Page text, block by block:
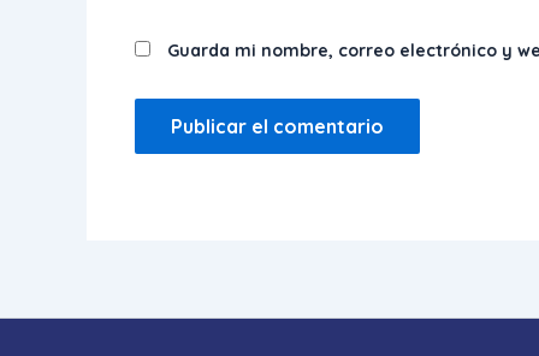
Guarda mi nombre, correo electrónico y